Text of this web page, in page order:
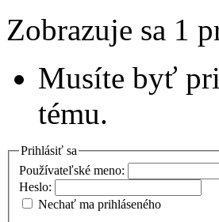
Zobrazuje sa 1
Musíte byť
tému.
Prihlásiť sa
Používateľské meno:
Heslo:
Nechať ma prihláseného